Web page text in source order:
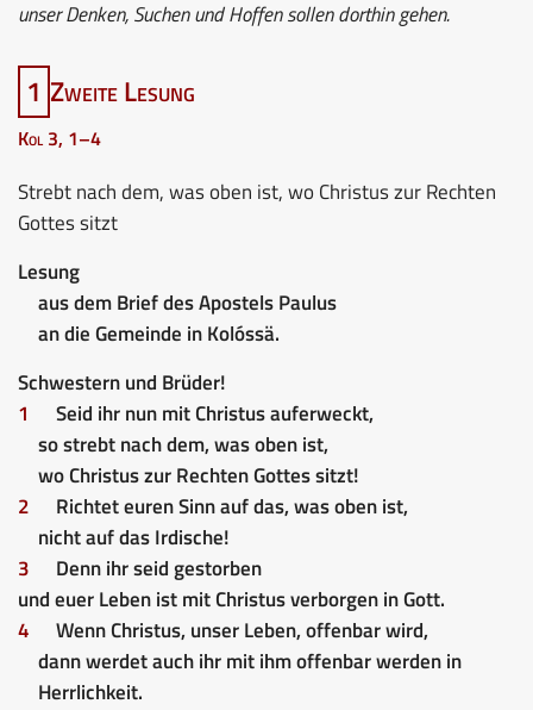
unser Denken, Suchen und Hoffen sollen dorthin gehen.
1 Zweite Lesung
Kol 3, 1–4
Strebt nach dem, was oben ist, wo Christus zur Rechten
Gottes sitzt
Lesung
aus dem Brief des Apostels Paulus
an die Gemeinde in Kolóssä.
Schwestern und Brüder!
1
Seid ihr nun mit Christus auferweckt,
so strebt nach dem, was oben ist,
wo Christus zur Rechten Gottes sitzt!
2
Richtet euren Sinn auf das, was oben ist,
nicht auf das Irdische!
3
Denn ihr seid gestorben
und euer Leben ist mit Christus verborgen in Gott.
4
Wenn Christus, unser Leben, offenbar wird,
dann werdet auch ihr mit ihm offenbar werden in
Herrlichkeit.